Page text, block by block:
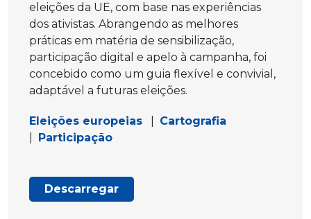
eleições da UE, com base nas experiências
dos ativistas. Abrangendo as melhores
práticas em matéria de sensibilização,
participação digital e apelo à campanha, foi
concebido como um guia flexível e convivial,
adaptável a futuras eleições.
Eleições europeias
Cartografia
Participação
Descarregar